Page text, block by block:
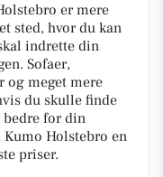
er mere
sted, hvor du kan
indrette din
Sofaer,
og meget mere
du skulle finde
bedre for din
Holstebro en
priser.